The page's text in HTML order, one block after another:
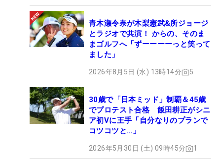
青木瀬令奈が木梨憲武&所ジョージ
とラジオで共演！ からの、そのま
まゴルフへ「ずーーーーっと笑って
ました」
2026年8月5日 (水) 13時14分 5
30歳で「日本ミッド」制覇＆45歳
でプロテスト合格 飯田耕正がシニ
ア初Vに王手「自分なりのプランで
コツコツと…」
2026年5月30日 (土) 09時45分 1